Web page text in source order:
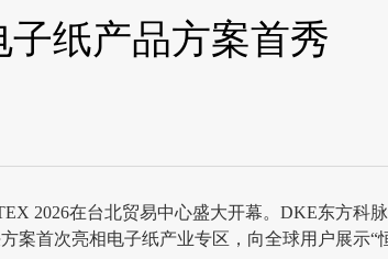
子纸产品方案首秀
2026在台北贸易中心盛大开幕。DKE东方科
案首次亮相电子纸产业专区，向全球用户展示“